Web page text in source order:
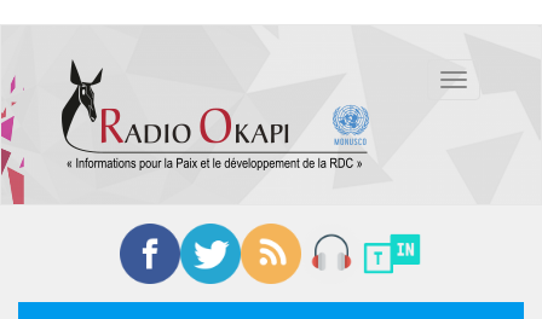
contenu
principal
Toggle